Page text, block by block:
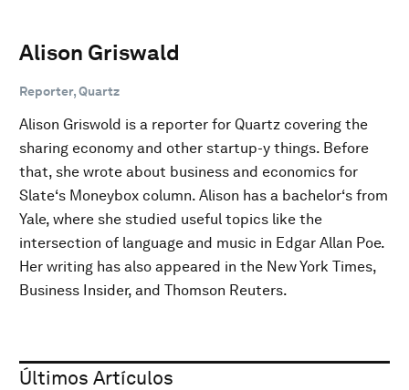
Alison Griswald
Reporter, Quartz
Alison Griswold is a reporter for Quartz covering the
sharing economy and other startup-y things. Before
that, she wrote about business and economics for
Slate‘s Moneybox column. Alison has a bachelor‘s from
Yale, where she studied useful topics like the
intersection of language and music in Edgar Allan Poe.
Her writing has also appeared in the New York Times,
Business Insider, and Thomson Reuters.
Últimos Artículos